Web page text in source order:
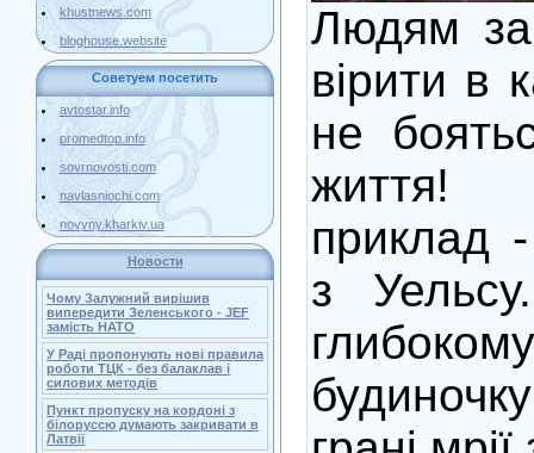
khustnews.com
bloghouse.website
Советуем посетить
avtostar.info
promedtop.info
sovrnovosti.com
navlasniochi.com
novyny.kharkiv.ua
Новости
Чому Залужний вирішив
випередити Зеленського - JEF
замість НАТО
У Раді пропонують нові правила
роботи ТЦК - без балаклав і
силових методів
Пункт пропуску на кордоні з
білоруссю думають закривати в
Латвії
Людям
вірити в
не
приклад
з